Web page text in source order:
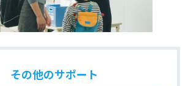
その他のサポート